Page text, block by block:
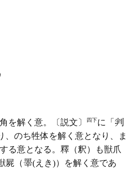
を解く意。〔説文〕
四下に「
、のち牲体を解く意となり、ま
る意となる。釋（釈）も獣爪
屍（
(えき)）を解く意であ